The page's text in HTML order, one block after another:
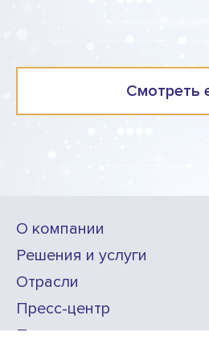
Смотреть
О компании
Решения и услуги
Отрасли
Пресс-центр
Проекты